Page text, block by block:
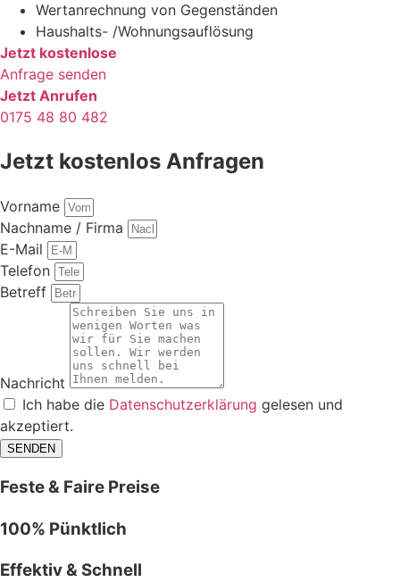
Wertanrechnung von Gegenständen
Haushalts- /Wohnungsauflösung
Jetzt kostenlose
Anfrage senden
Jetzt Anrufen
0175 48 80 482
Jetzt kostenlos Anfragen
Vorname
Nachname / Firma
E-Mail
Telefon
Betreff
Nachricht
Ich habe die Datenschutzerklärung gelesen und
akzeptiert.
SENDEN
Feste & Faire Preise
100% Pünktlich
Effektiv & Schnell